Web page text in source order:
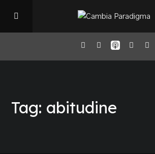
Il Podcast
Tag: abitudine